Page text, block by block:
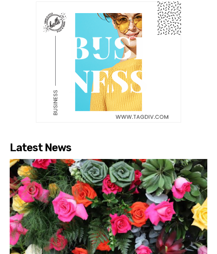
Latest News